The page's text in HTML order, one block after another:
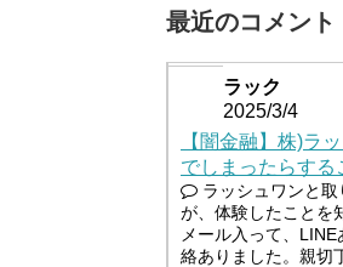
最近のコメント
ラック
2025/3/4
【闇金融】株)ラ
でしまったらする
ラッシュワンと
が、体験したことを
メール入って、
絡ありました。親切